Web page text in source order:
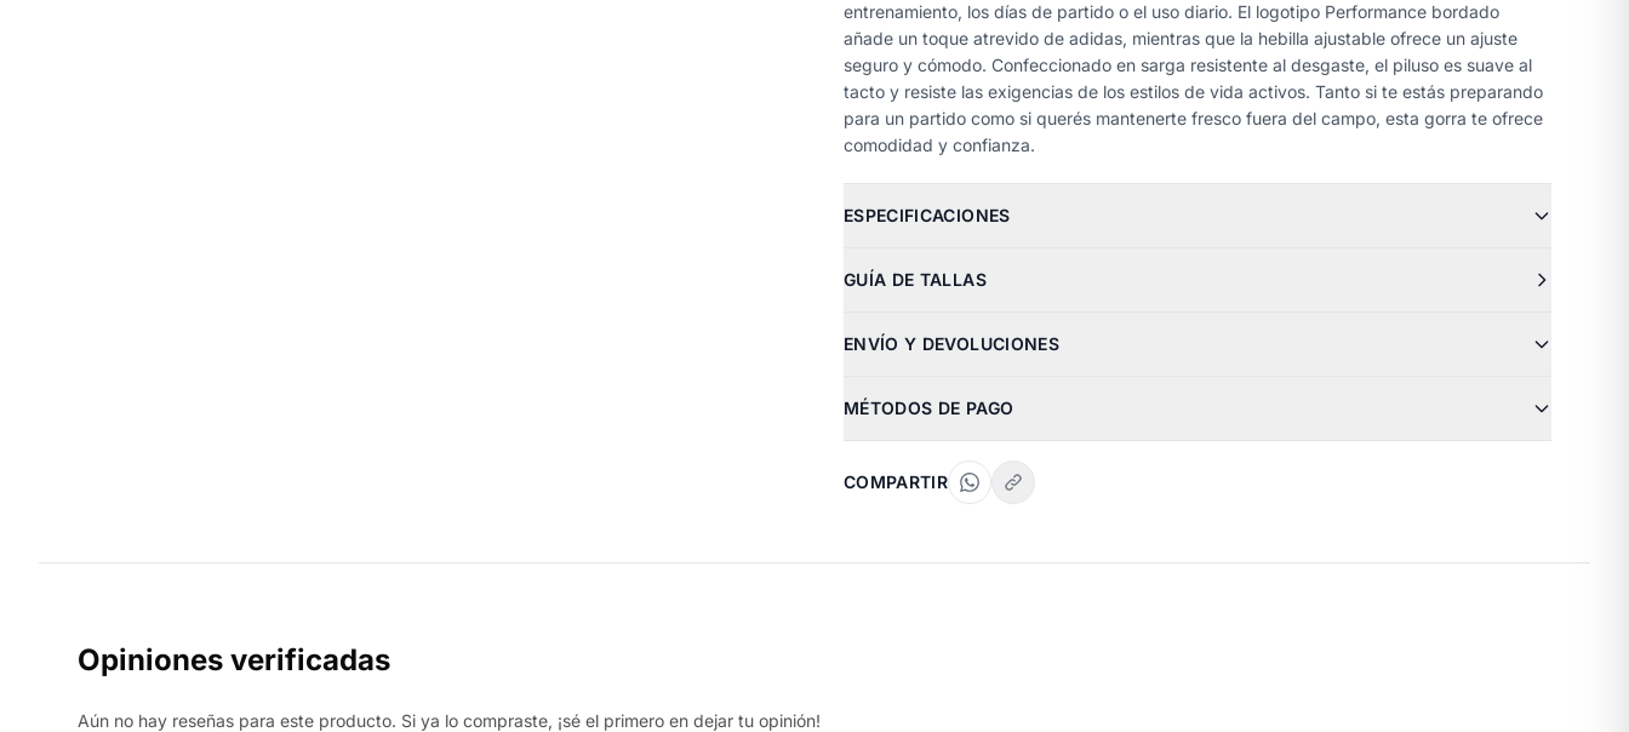
entrenamiento, los días de partido o el uso diario. El logotipo Performance bordado
añade un toque atrevido de adidas, mientras que la hebilla ajustable ofrece un ajuste
seguro y cómodo. Confeccionado en sarga resistente al desgaste, el piluso es suave al
tacto y resiste las exigencias de los estilos de vida activos. Tanto si te estás preparando
para un partido como si querés mantenerte fresco fuera del campo, esta gorra te ofrece
comodidad y confianza.
ESPECIFICACIONES
GUÍA DE TALLAS
ENVÍO Y DEVOLUCIONES
MÉTODOS DE PAGO
COMPARTIR
Opiniones verificadas
Aún no hay reseñas para este producto. Si ya lo compraste, ¡sé el primero en dejar tu opinión!